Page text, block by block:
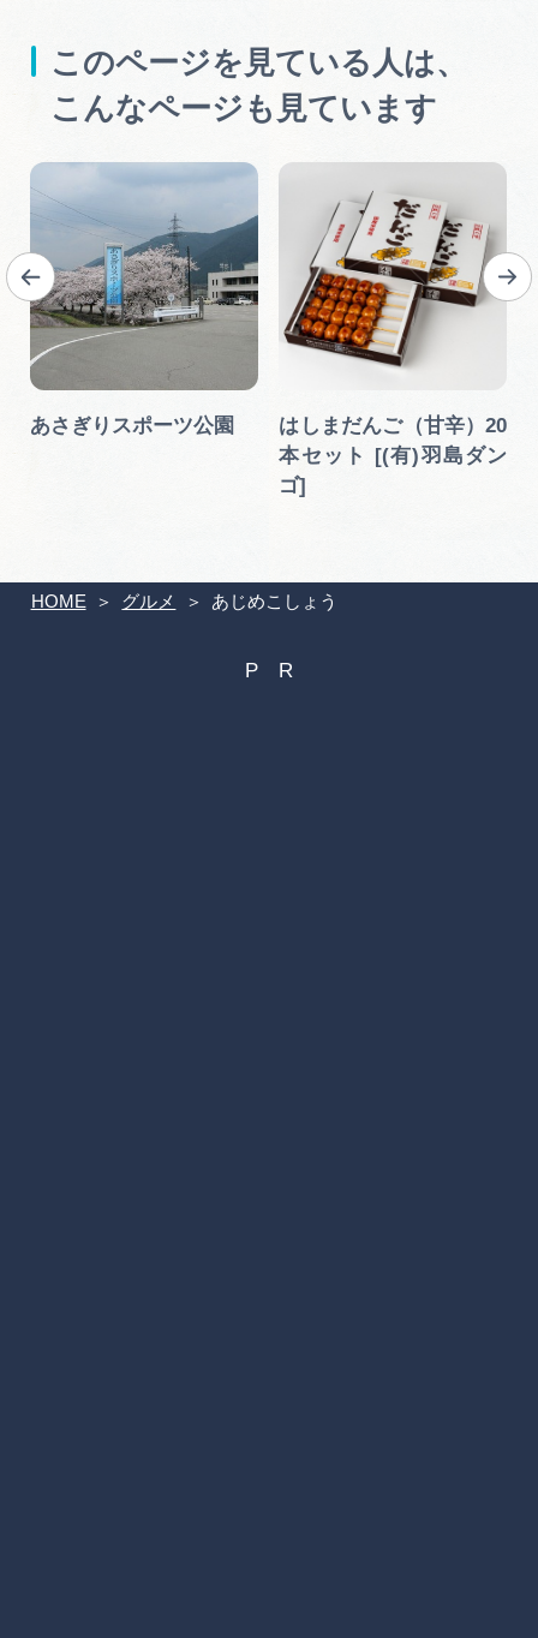
HOME グルメ あじめこしょう
このページを見ている人は、
こんなページも見ています
あさぎりスポーツ公園
はしまだんご（甘辛）20
本セット [(有)羽島ダン
ゴ]